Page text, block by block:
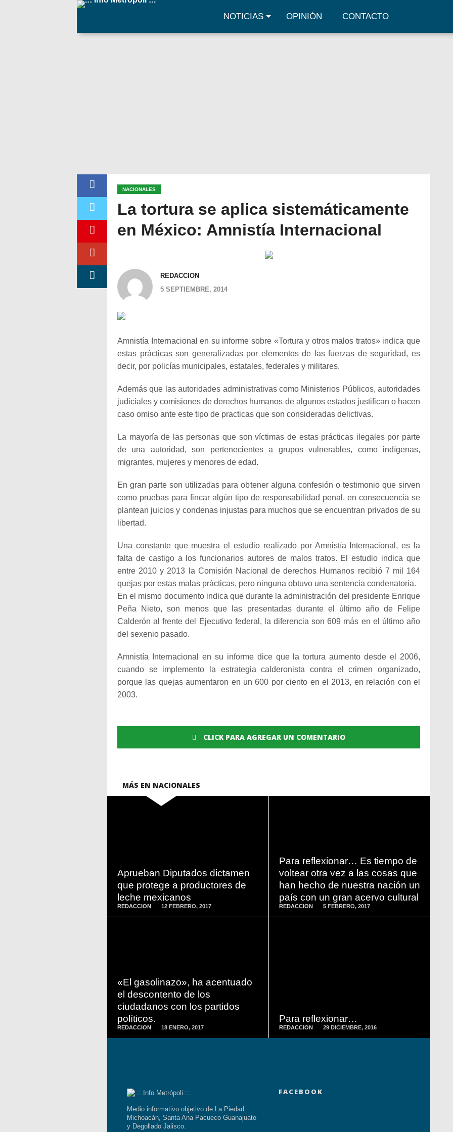
NOTICIAS OPINIÓN CONTACTO
NACIONALES
La tortura se aplica sistemáticamente
en México: Amnistía Internacional
REDACCION
5 SEPTIEMBRE, 2014
Amnistía Internacional en su informe sobre «Tortura y otros malos tratos» indica que
estas prácticas son generalizadas por elementos de las fuerzas de seguridad, es
decir, por policías municipales, estatales, federales y militares.
Además que las autoridades administrativas como Ministerios Públicos, autoridades
judiciales y comisiones de derechos humanos de algunos estados justifican o hacen
caso omiso ante este tipo de practicas que son consideradas delictivas.
La mayoría de las personas que son víctimas de estas prácticas ilegales por parte
de una autoridad, son pertenecientes a grupos vulnerables, como indígenas,
migrantes, mujeres y menores de edad.
En gran parte son utilizadas para obtener alguna confesión o testimonio que sirven
como pruebas para fincar algún tipo de responsabilidad penal, en consecuencia se
plantean juicios y condenas injustas para muchos que se encuentran privados de su
libertad.
Una constante que muestra el estudio realizado por Amnistía Internacional, es la
falta de castigo a los funcionarios autores de malos tratos. El estudio indica que
entre 2010 y 2013 la Comisión Nacional de derechos Humanos recibió 7 mil 164
quejas por estas malas prácticas, pero ninguna obtuvo una sentencia condenatoria.
En el mismo documento indica que durante la administración del presidente Enrique
Peña Nieto, son menos que las presentadas durante el último año de Felipe
Calderón al frente del Ejecutivo federal, la diferencia son 609 más en el último año
del sexenio pasado.
Amnistía Internacional en su informe dice que la tortura aumento desde el 2006,
cuando se implemento la estrategia calderonista contra el crimen organizado,
porque las quejas aumentaron en un 600 por ciento en el 2013, en relación con el
2003.
CLICK PARA AGREGAR UN COMENTARIO
MÁS EN NACIONALES
Aprueban Diputados dictamen
que protege a productores de
leche mexicanos
REDACCION 12 FEBRERO, 2017
Para reflexionar… Es tiempo de
voltear otra vez a las cosas que
han hecho de nuestra nación un
país con un gran acervo cultural
REDACCION 5 FEBRERO, 2017
«El gasolinazo», ha acentuado
el descontento de los
ciudadanos con los partidos
políticos.
REDACCION 18 ENERO, 2017
Para reflexionar…
REDACCION 29 DICIEMBRE, 2016
Medio informativo objetivo de La Piedad
Michoacán, Santa Ana Pacueco Guanajuato
y Degollado Jalisco.
FACEBOOK